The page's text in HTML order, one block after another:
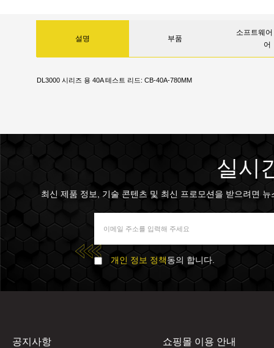
설명 부품
소프트웨
어
DL3000 시리즈 용 40A 테스트 리드: CB-40A-780MM
실시
최신 제품 정보, 기술 콘텐츠 및 최신 프로모션을 받으려면
개인 정보 정책동의 합니다.
공지사항 쇼핑몰 이용 안내